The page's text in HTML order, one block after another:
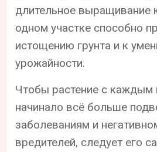
длительное выращивание
одном участке способно
истощению грунта и к
урожайности.
Чтобы растение с каждым
начинало всё больше
заболеваниям и
вредителей, следует его